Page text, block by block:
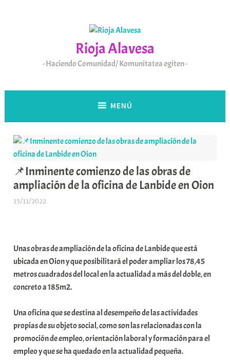
Rioja Alavesa
Haciendo Comunidad/ Komunitatea egiten
MENÚ
📌Inminente comienzo de las obras de
ampliación de la oficina de Lanbide en Oion
15/11/2022
a
r
E
r
i
o
x
a
Unas obras de ampliación de la oficina de Lanbide que está
ubicada en Oion y que posibilitará el poder ampliar los 78,45
metros cuadrados del local en la actualidad a más del doble, en
concreto a 185m2.
Una oficina que se destina al desempeño de las actividades
propias de su objeto social, como son las relacionadas con la
promoción de empleo, orientación laboral y formación para el
empleo y que se ha quedado en la actualidad pequeña.